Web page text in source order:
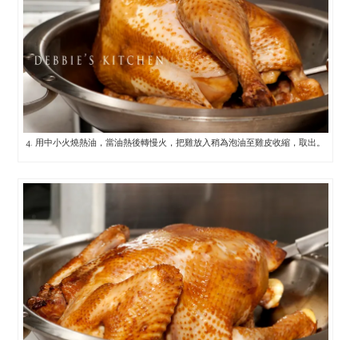
4. 用中小火燒熱油，當油熱後轉慢火，把雞放入稍為泡油至雞皮收縮，取出。